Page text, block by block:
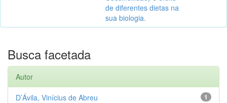
de diferentes dietas na
sua biologia.
Busca facetada
Autor
1
D’Ávila, Vinícius de Abreu